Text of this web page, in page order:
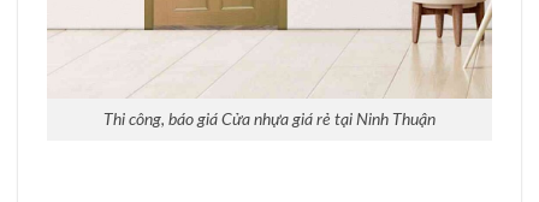
Thi công, báo giá Cửa nhựa giá rẻ tại Ninh Thuận